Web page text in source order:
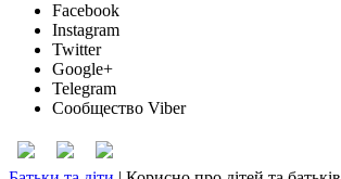
Facebook
Instagram
Twitter
Google+
Telegram
Сообщество Viber